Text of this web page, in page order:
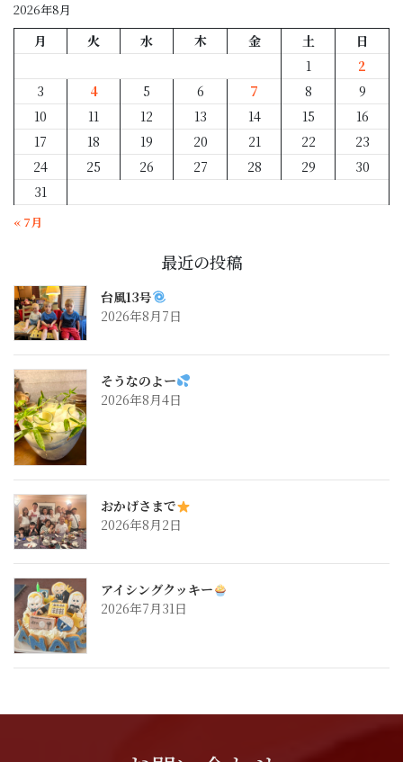
2026年8月
月 火 水 木 金 土
日
1
2
3
4 5 6 7 8
9
10
11 12 13 14 15
16
17
18 19 20 21 22
23
24
25 26 27 28 29
30
31
« 7月
最近の投稿
台風13号
2026年8月7日
そうなのよー
2026年8月4日
おかげさまで
2026年8月2日
アイシングクッキー
2026年7月31日